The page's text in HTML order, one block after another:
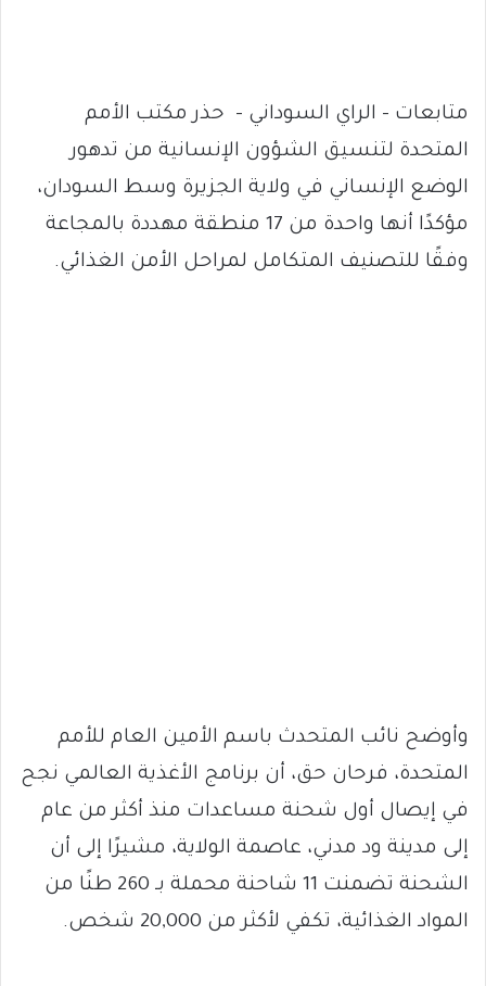
متابعات – الراي السوداني – حذر مكتب الأمم
المتحدة لتنسيق الشؤون الإنسانية من تدهور
الوضع الإنساني في ولاية الجزيرة وسط السودان،
مؤكدًا أنها واحدة من 17 منطقة مهددة بالمجاعة
وفقًا للتصنيف المتكامل لمراحل الأمن الغذائي.
وأوضح نائب المتحدث باسم الأمين العام للأمم
المتحدة، فرحان حق، أن برنامج الأغذية العالمي نجح
في إيصال أول شحنة مساعدات منذ أكثر من عام
إلى مدينة ود مدني، عاصمة الولاية، مشيرًا إلى أن
الشحنة تضمنت 11 شاحنة محملة بـ 260 طنًا من
المواد الغذائية، تكفي لأكثر من 20,000 شخص.